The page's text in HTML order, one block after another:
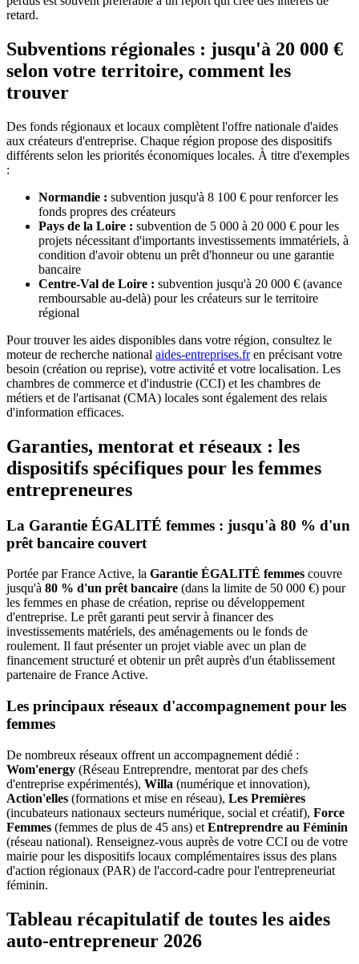
retard.
Subventions régionales : jusqu'à 20 000 €
selon votre territoire, comment les
trouver
Des fonds régionaux et locaux complètent l'offre nationale d'aides
aux créateurs d'entreprise. Chaque région propose des dispositifs
différents selon les priorités économiques locales. À titre d'exemples
:
Normandie : subvention jusqu'à 8 100 € pour renforcer les
fonds propres des créateurs
Pays de la Loire : subvention de 5 000 à 20 000 € pour les
projets nécessitant d'importants investissements immatériels, à
condition d'avoir obtenu un prêt d'honneur ou une garantie
bancaire
Centre-Val de Loire : subvention jusqu'à 20 000 € (avance
remboursable au-delà) pour les créateurs sur le territoire
régional
Pour trouver les aides disponibles dans votre région, consultez le
moteur de recherche national aides-entreprises.fren précisant votre
besoin (création ou reprise), votre activité et votre localisation. Les
chambres de commerce et d'industrie (CCI) et les chambres de
métiers et de l'artisanat (CMA) locales sont également des relais
d'information efficaces.
Garanties, mentorat et réseaux : les
dispositifs spécifiques pour les femmes
entrepreneures
La Garantie ÉGALITÉ femmes : jusqu'à 80 % d'un
prêt bancaire couvert
Portée par France Active, la Garantie ÉGALITÉ femmes couvre
jusqu'à 80 % d'un prêt bancaire (dans la limite de 50 000 €) pour
les femmes en phase de création, reprise ou développement
d'entreprise. Le prêt garanti peut servir à financer des
investissements matériels, des aménagements ou le fonds de
roulement. Il faut présenter un projet viable avec un plan de
financement structuré et obtenir un prêt auprès d'un établissement
partenaire de France Active.
Les principaux réseaux d'accompagnement pour les
femmes
De nombreux réseaux offrent un accompagnement dédié :
Wom'energy (Réseau Entreprendre, mentorat par des chefs
d'entreprise expérimentés), Willa (numérique et innovation),
Action'elles (formations et mise en réseau), Les Premières
(incubateurs nationaux secteurs numérique, social et créatif), Force
Femmes (femmes de plus de 45 ans) et Entreprendre au Féminin
(réseau national). Renseignez-vous auprès de votre CCI ou de votre
mairie pour les dispositifs locaux complémentaires issus des plans
d'action régionaux (PAR) de l'accord-cadre pour l'entrepreneuriat
féminin.
Tableau récapitulatif de toutes les aides
auto-entrepreneur 2026